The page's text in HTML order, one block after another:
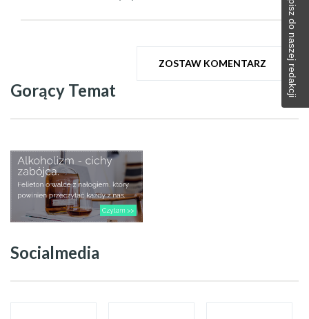
ZOSTAW KOMENTARZ
Gorący Temat
Socialmedia
Napisz do naszej redakcji